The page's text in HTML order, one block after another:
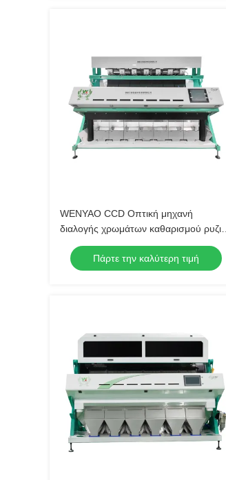
WENYAO CCD Οπτική μηχανή
διαλογής χρωμάτων καθαρισμού ρυζιού
για εργοστάσιο ρυζιού Μαύρο καφέ
Διαχωρισμός 220V Υψηλή
χωρητικότητα 4200-7000kg
Πάρτε την καλύτερη τιμή